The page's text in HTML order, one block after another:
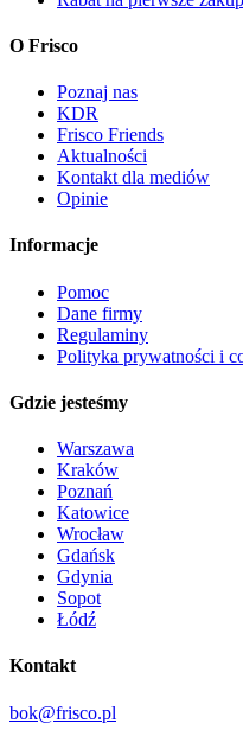
O Frisco
Poznaj nas
KDR
Frisco Friends
Aktualności
Kontakt dla mediów
Opinie
Informacje
Pomoc
Dane firmy
Regulaminy
Polityka prywatności i
Gdzie jesteśmy
Warszawa
Kraków
Poznań
Katowice
Wrocław
Gdańsk
Gdynia
Sopot
Łódź
Kontakt
bok@frisco.pl